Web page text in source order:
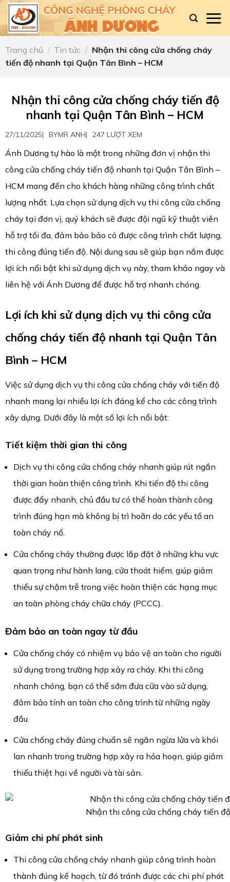
Skip
content
Trang chủ / Tin tức / Nhận thi công cửa chống cháy
tiến độ nhanh tại Quận Tân Bình – HCM
Nhận thi công cửa chống cháy tiến độ
nhanh tại Quận Tân Bình – HCM
27/11/2025| BYMR ANH| 247 LƯỢT XEM
Ánh Dương tự hào là một trong những đơn vị nhận thi
công cửa chống cháy tiến độ nhanh tại Quận Tân Bình –
HCM mang đến cho khách hàng những công trình chất
lượng nhất. Lựa chọn sử dụng dịch vụ thi công cửa chống
cháy tại đơn vị, quý khách sẽ được đội ngũ kỹ thuật viên
hỗ trợ tối đa, đảm bảo bảo có được công trình chất lượng,
thi công đúng tiến độ. Nội dung sau sẽ giúp bạn nắm được
lợi ích nổi bật khi sử dụng dịch vụ này, tham khảo ngay và
liên hệ với Ánh Dương để được hỗ trợ nhanh chóng.
Lợi ích khi sử dụng dịch vụ thi công cửa
chống cháy tiến độ nhanh tại Quận Tân
Bình – HCM
Việc sử dụng dịch vụ thi công cửa chống cháy với tiến độ
nhanh mang lại nhiều lợi ích đáng kể cho các công trình
xây dựng. Dưới đây là một số lợi ích nổi bật:
Tiết kiệm thời gian thi công
Dịch vụ thi công cửa chống cháy nhanh giúp rút ngắn
thời gian hoàn thiện công trình. Khi tiến độ thi công
được đẩy nhanh, chủ đầu tư có thể hoàn thành công
trình đúng hạn mà không bị trì hoãn do các yếu tố an
toàn cháy nổ.
Cửa chống cháy thường được lắp đặt ở những khu vực
quan trọng như hành lang, cửa thoát hiểm, giúp giảm
thiểu sự chậm trễ trong việc hoàn thiện các hạng mục
an toàn phòng cháy chữa cháy (PCCC).
Đảm bảo an toàn ngay từ đầu
Cửa chống cháy có nhiệm vụ bảo vệ an toàn cho người
sử dụng trong trường hợp xảy ra cháy. Khi thi công
nhanh chóng, bạn có thể sớm đưa cửa vào sử dụng,
đảm bảo tính an toàn cho công trình từ những ngày
đầu.
Cửa chống cháy đúng chuẩn sẽ ngăn ngừa lửa và khói
lan nhanh trong trường hợp xảy ra hỏa hoạn, giúp giảm
thiểu thiệt hại về người và tài sản.
Nhận thi công cửa chống cháy tiến
Giảm chi phí phát sinh
Thi công cửa chống cháy nhanh giúp công trình hoàn
thành đúng kế hoạch, từ đó tránh được các chi phí phát